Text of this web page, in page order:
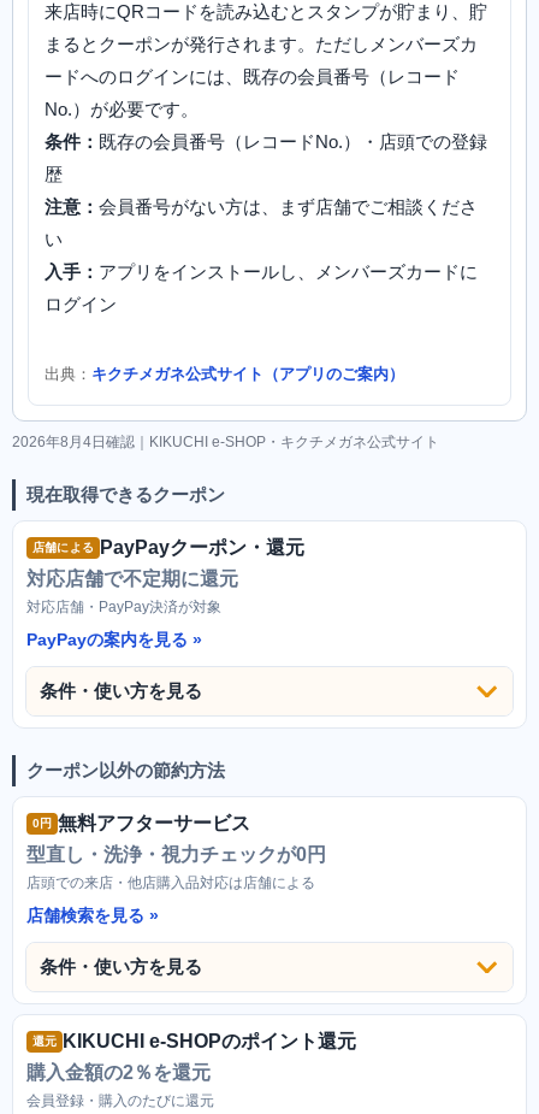
来店時にQRコードを読み込むとスタンプが貯まり、貯
まるとクーポンが発行されます。ただしメンバーズカ
ードへのログインには、既存の会員番号（レコード
No.）が必要です。
条件： 既存の会員番号（レコードNo.）・店頭での登録
歴
注意： 会員番号がない方は、まず店舗でご相談くださ
い
入手： アプリをインストールし、メンバーズカードに
ログイン
出典： キクチメガネ公式サイト（アプリのご案内）
2026年8月4日確認｜KIKUCHI e-SHOP・キクチメガネ公式サイト
現在取得できるクーポン
店舗による
PayPayクーポン・還元
対応店舗で不定期に還元
対応店舗・PayPay決済が対象
PayPayの案内を見る
条件・使い方を見る
クーポン以外の節約方法
0円 無料アフターサービス
型直し・洗浄・視力チェックが0円
店頭での来店・他店購入品対応は店舗による
店舗検索を見る
条件・使い方を見る
還元
KIKUCHI e-SHOPのポイント還元
購入金額の2％を還元
会員登録・購入のたびに還元